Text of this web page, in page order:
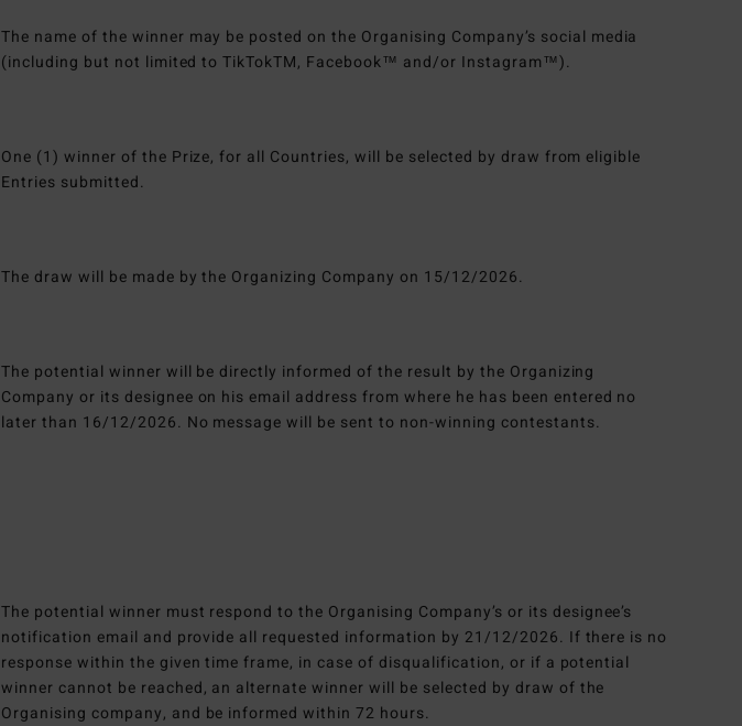
The name of the winner may be posted on the Organising Company’s social media
(including but not limited to TikTokTM, Facebook™ and/or Instagram™).
One (1) winner of the Prize, for all Countries, will be selected by draw from eligible
Entries submitted.
The draw will be made by the Organizing Company on 15/12/2026.
The potential winner will be directly informed of the result by the Organizing
Company or its designee on his email address from where he has been entered no
later than 16/12/2026. No message will be sent to non-winning contestants.
The potential winner must respond to the Organising Company’s or its designee’s
notification email and provide all requested information by 21/12/2026. If there is no
response within the given time frame, in case of disqualification, or if a potential
winner cannot be reached, an alternate winner will be selected by draw of the
Organising company, and be informed within 72 hours.